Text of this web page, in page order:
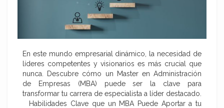
En este mundo empresarial dinámico, la necesidad de
líderes competentes y visionarios es más crucial que
nunca. Descubre cómo un Master en Administración
de Empresas (MBA) puede ser la clave para
transformar tu carrera de especialista a líder destacado.
Habilidades Clave que un MBA Puede Aportar a tu